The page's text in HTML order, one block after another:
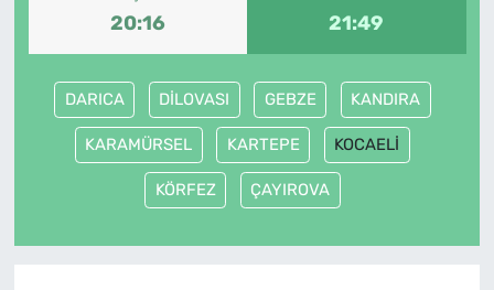
20:16 21:49
DARICA DİLOVASI GEBZE KANDIRA
KARAMÜRSEL KARTEPE KOCAELİ
KÖRFEZ ÇAYIROVA